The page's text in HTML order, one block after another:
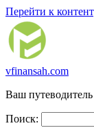
Перейти к
vfinansah.com
Ваш
Поиск: